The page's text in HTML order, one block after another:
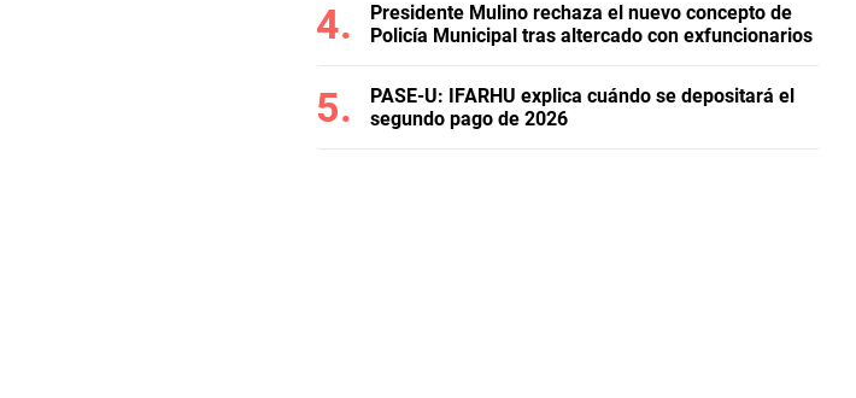
Presidente Mulino rechaza el nuevo concepto de
Policía Municipal tras altercado con exfuncionarios
PASE-U: IFARHU explica cuándo se depositará el
segundo pago de 2026